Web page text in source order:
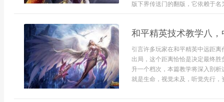
版下界传送门的翻版，它依赖于名
和平精英技术教学八
引言许多玩家在和平精英中远距
出局，这个距离恰恰是决定最终
升一个档次，本篇教学将深入剖
就是生命，视觉未及，听觉先行